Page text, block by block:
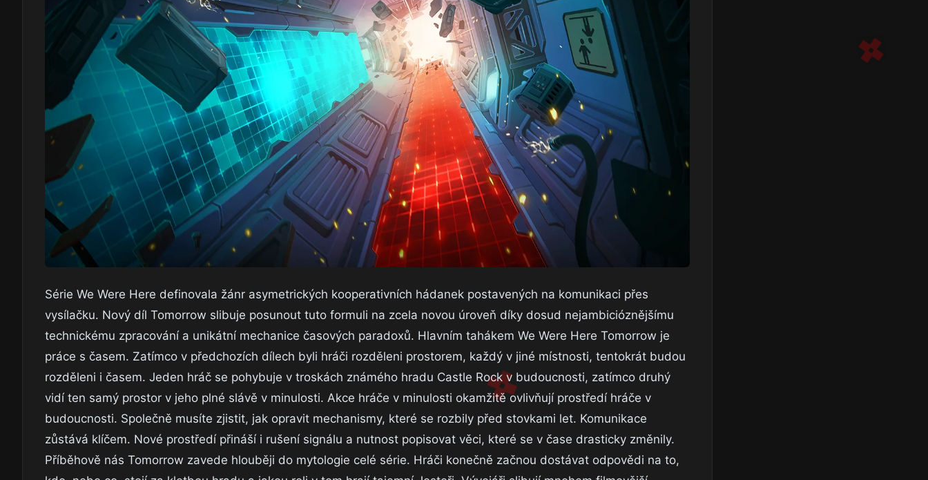
Série We Were Here definovala žánr asymetrických kooperativních hádanek postavených na komunikaci přes
vysílačku. Nový díl Tomorrow slibuje posunout tuto formuli na zcela novou úroveň díky dosud nejambicióznějšímu
technickému zpracování a unikátní mechanice časových paradoxů. Hlavním tahákem We Were Here Tomorrow je
práce s časem. Zatímco v předchozích dílech byli hráči rozděleni prostorem, každý v jiné místnosti, tentokrát budou
rozděleni i časem. Jeden hráč se pohybuje v troskách známého hradu Castle Rock v budoucnosti, zatímco druhý
vidí ten samý prostor v jeho plné slávě v minulosti. Akce hráče v minulosti okamžitě ovlivňují prostředí hráče v
budoucnosti. Společně musíte zjistit, jak opravit mechanismy, které se rozbily před stovkami let. Komunikace
zůstává klíčem. Nové prostředí přináší i rušení signálu a nutnost popisovat věci, které se v čase drasticky změnily.
Příběhově nás Tomorrow zavede hlouběji do mytologie celé série. Hráči konečně začnou dostávat odpovědi na to,